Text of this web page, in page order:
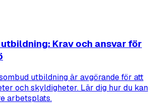
Krav och ansvar för
utbildning är avgörande för att
och skyldigheter. Lär dig hur du kan
arbetsplats.